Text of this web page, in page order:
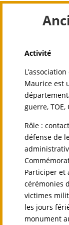
Activité
Maurice est
guerre, TOE,
Rôle :
défense de
Participer et
cérémonies
victimes
les jours
monument